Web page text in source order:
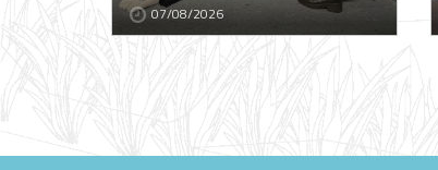
07/08/2026